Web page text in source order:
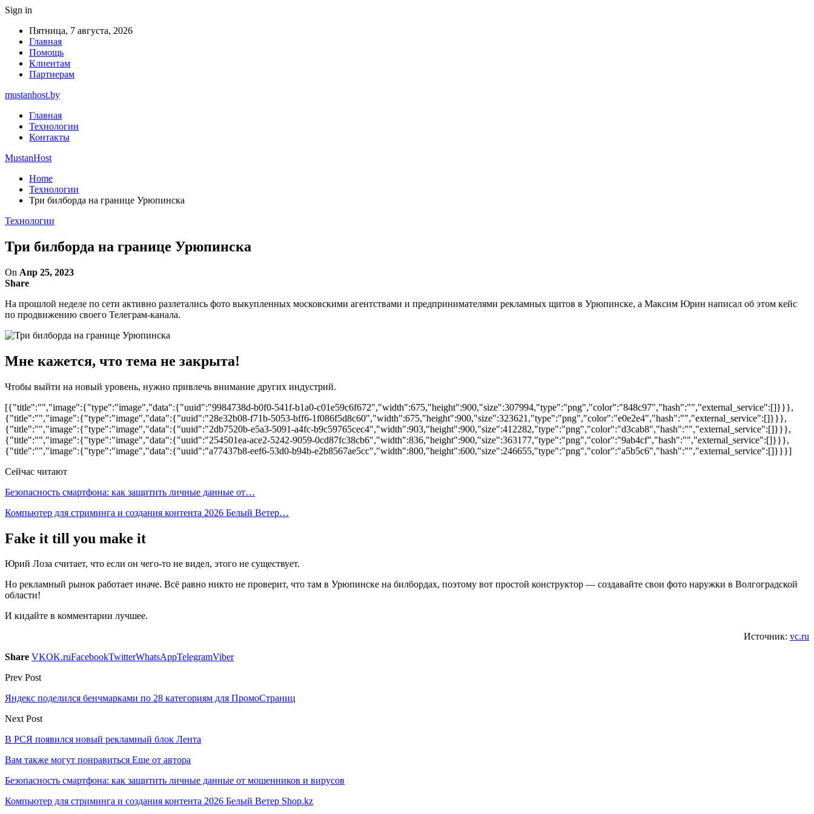
Sign in
Пятница, 7 августа, 2026
Главная
Помощь
Клиентам
Партнерам
mustanhost.by
Главная
Технологии
Контакты
MustanHost
Home
Технологии
Три билборда на границе Урюпинска
Технологии
Три билборда на границе Урюпинска
On Апр 25, 2023
Share
На прошлой неделе по сети активно разлетались фото выкупленных московскими агентствами и предпринимателями рекламных щитов в Урюпинске, а Максим Юрин написал об этом кейс
по продвижению своего Телеграм-канала.
Мне кажется, что тема не закрыта!
Чтобы выйти на новый уровень, нужно привлечь внимание других индустрий.
[{"title":"","image":{"type":"image","data":{"uuid":"9984738d-b0f0-541f-b1a0-c01e59c6f672","width":675,"height":900,"size":307994,"type":"png","color":"848c97","hash":"","external_service":[]}}},
{"title":"","image":{"type":"image","data":{"uuid":"28e32b08-f71b-5053-bff6-1f086f5d8c60","width":675,"height":900,"size":323621,"type":"png","color":"e0e2e4","hash":"","external_service":[]}}},
{"title":"","image":{"type":"image","data":{"uuid":"2db7520b-e5a3-5091-a4fc-b9c59765cec4","width":903,"height":900,"size":412282,"type":"png","color":"d3cab8","hash":"","external_service":[]}}},
{"title":"","image":{"type":"image","data":{"uuid":"254501ea-ace2-5242-9059-0cd87fc38cb6","width":836,"height":900,"size":363177,"type":"png","color":"9ab4cf","hash":"","external_service":[]}}},
{"title":"","image":{"type":"image","data":{"uuid":"a77437b8-eef6-53d0-b94b-e2b8567ae5cc","width":800,"height":600,"size":246655,"type":"png","color":"a5b5c6","hash":"","external_service":[]}}}]
Сейчас читают
Безопасность смартфона: как защитить личные данные от…
Компьютер для стриминга и создания контента 2026 Белый Ветер…
Fake it till you make it
Юрий Лоза считает, что если он чего-то не видел, этого не существует.
Но рекламный рынок работает иначе. Всё равно никто не проверит, что там в Урюпинске на билбордах, поэтому вот простой конструктор — создавайте свои фото наружки в Волгоградской
области!
И кидайте в комментарии лучшее.
Источник: vc.ru
Share VKOK.ruFacebookTwitterWhatsAppTelegramViber
Prev Post
Яндекс поделился бенчмарками по 28 категориям для ПромоСтраниц
Next Post
В РСЯ появился новый рекламный блок Лента
Вам также могут понравиться Еще от автора
Безопасность смартфона: как защитить личные данные от мошенников и вирусов
Компьютер для стриминга и создания контента 2026 Белый Ветер Shop.kz